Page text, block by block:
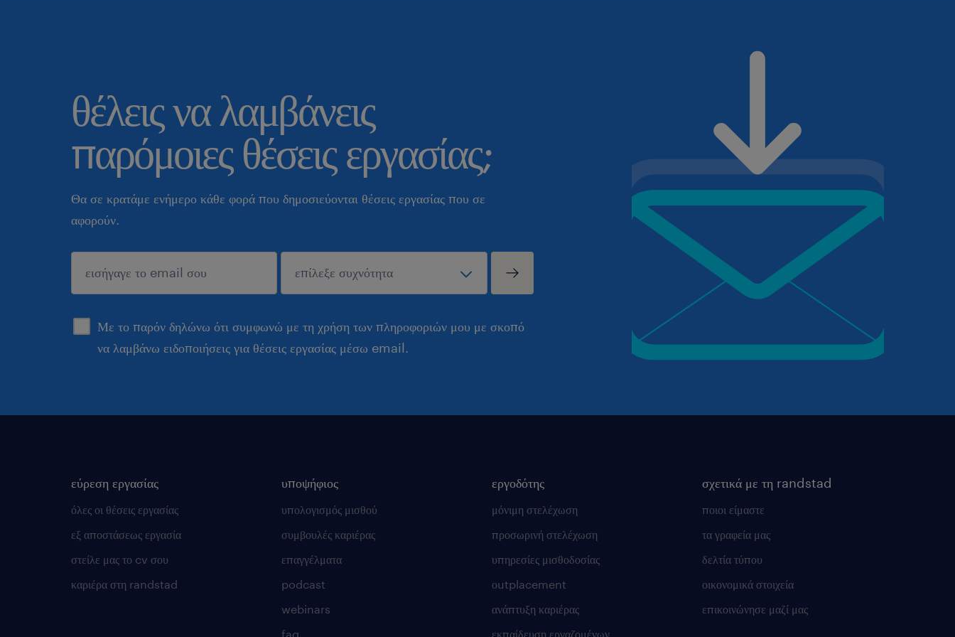
θέλεις να λαμβάνεις
παρόμοιες θέσεις εργασίας;
Θα σε κρατάμε ενήμερο κάθε φορά που δημοσιεύονται θέσεις εργασίας που σε
αφορούν.
Με το παρόν δηλώνω ότι συμφωνώ με τη χρήση των πληροφοριών μου με σκοπό
να λαμβάνω ειδοποιήσεις για θέσεις εργασίας μέσω email.
sυποβολή
εύρεση εργασίας
όλες οι θέσεις εργασίας
εξ αποστάσεως εργασία
στείλε μας το cv σου
καριέρα στη randstad
υποψήφιος
υπολογισμός μισθού
συμβουλές καριέρας
επαγγέλματα
podcast
webinars
faq
εργοδότης
μόνιμη στελέχωση
προσωρινή στελέχωση
υπηρεσίες μισθοδοσίας
οutplacement
ανάπτυξη καριέρας
εκπαίδευση εργαζομένων
σχετικά με τη randstad
ποιοι είμαστε
τα γραφεία μας
δελτία τύπου
οικονομικά στοιχεία
επικοινώνησε μαζί μας